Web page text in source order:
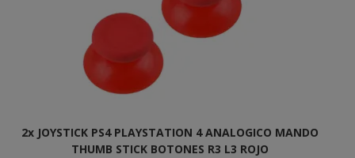
2x JOYSTICK PS4 PLAYSTATION 4 ANALOGICO MANDO
THUMB STICK BOTONES R3 L3 ROJO